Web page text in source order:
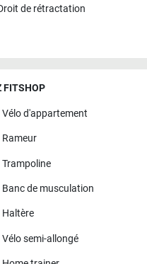
de rétractation
FITSHOP
Vélo d'appartement
Rameur
Trampoline
Banc de musculation
Haltère
Vélo semi-allongé